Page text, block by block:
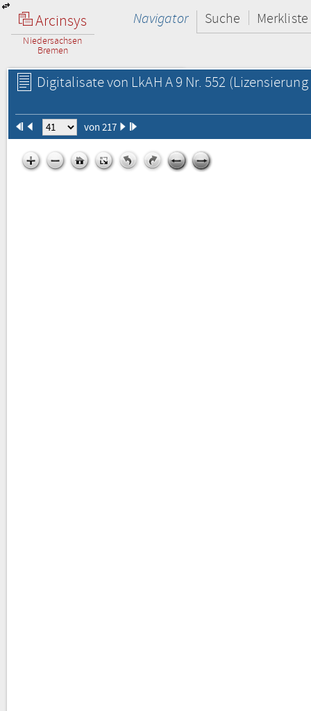
Arcinsys
Niedersachsen
Bremen
Navigator Suche Merkliste
Digitalisate von LkAH A 9 Nr. 552
von 217